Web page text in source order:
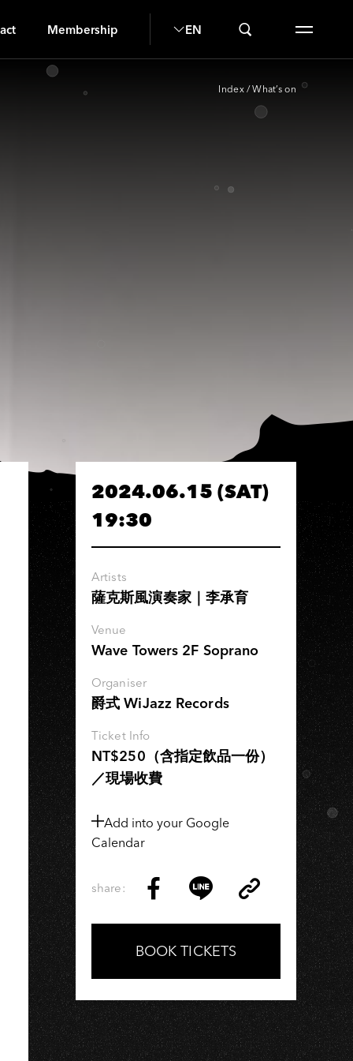
Membership EN
Index / What’s on
2024.06.15 (SAT)
19:30
Artists
薩克斯風演奏家｜李承育
Venue
Wave Towers 2F Soprano
Organiser
爵式 WiJazz Records
Ticket Info
NT$250（含指定飲品一份）
／現場收費
Add into your Google
Calendar
share:
on
Facebook
on
LINE
Link
Copy
BOOK TICKETS